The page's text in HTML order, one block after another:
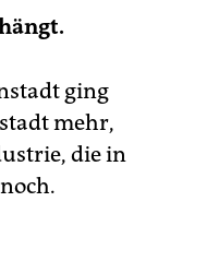
ging
mehr,
die in